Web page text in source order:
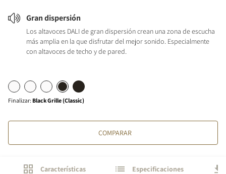
Gran dispersión
Los altavoces DALI de gran dispersión crean una zona de escucha
más amplia en la que disfrutar del mejor sonido. Especialmente
con altavoces de techo y de pared.
Finalizar: Black Grille (Classic)
COMPARAR
Características Especificaciones